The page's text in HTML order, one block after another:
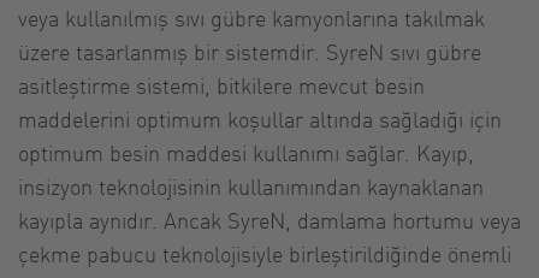
veya kullanılmış sıvı gübre kamyonlarına takılmak
üzere tasarlanmış bir sistemdir. SyreN sıvı gübre
asitleştirme sistemi, bitkilere mevcut besin
maddelerini optimum koşullar altında sağladığı için
optimum besin maddesi kullanımı sağlar. Kayıp,
insizyon teknolojisinin kullanımından kaynaklanan
kayıpla aynıdır. Ancak SyreN, damlama hortumu veya
çekme pabucu teknolojisiyle birleştirildiğinde önemli